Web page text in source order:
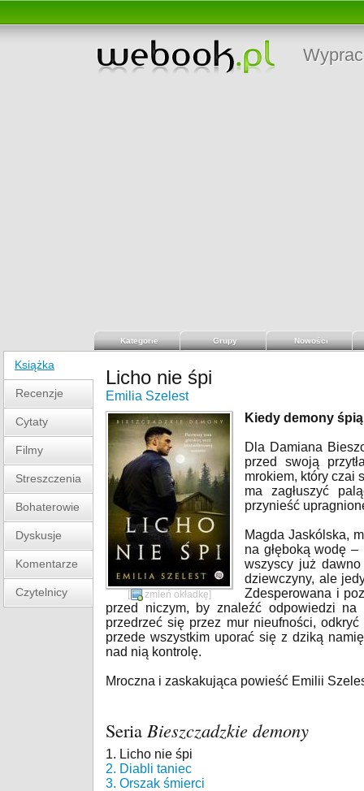
Kategorie Grupy Nowości
Książka
Recenzje
Cytaty
Filmy
Streszczenia
Bohaterowie
Dyskusje
Komentarze
Czytelnicy
Licho nie śpi
Emilia Szelest
[ zmień okładkę]
Kiedy demony
Dla Damiana
przed swoją
mrokiem, który czai
ma zagłuszyć
przynieść
Magda Jaskólska,
na głęboką wodę
wszyscy już
dziewczyny, ale
Zdesperowana i
przed niczym, by znaleźć odpowiedzi
przedrzeć się przez mur nieufności,
przede wszystkim uporać się z dziką
nad nią kontrolę.
Mroczna i zaskakująca powieść Emilii
Seria Bieszczadzkie demony
1. Licho nie śpi
2. Diabli taniec
3. Orszak śmierci